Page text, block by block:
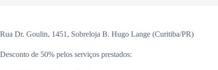
Rua Dr. Goulin, 1451, Sobreloja B. Hugo Lange (Curitiba/PR)
Desconto de 50% pelos serviços prestados: